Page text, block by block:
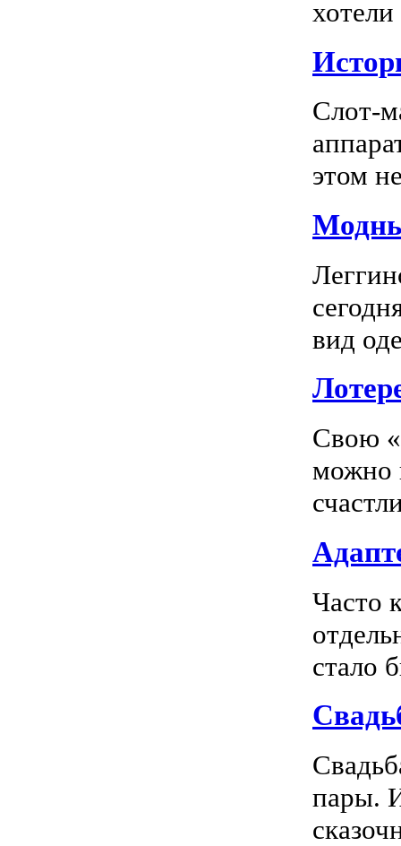
Слот-
этом
вид
Свою
можно
Часто
стало
пары.